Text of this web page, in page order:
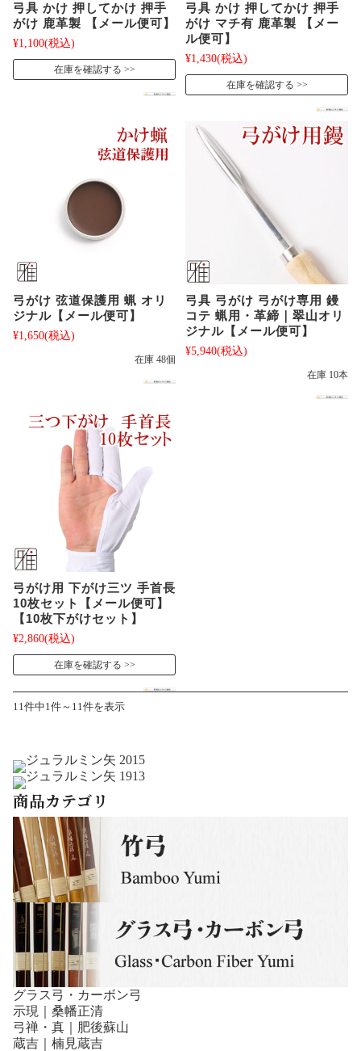
弓具 かけ 押してかけ 押手
がけ 鹿革製 【メール便可】
¥1,100(税込)
在庫を確認する
弓具 かけ 押してかけ 押手
がけ マチ有 鹿革製 【メー
ル便可】
¥1,430(税込)
在庫を確認する
弓がけ 弦道保護用 蝋 オリ
ジナル【メール便可】
¥1,650(税込)
在庫 48個
弓具 弓がけ 弓がけ専用 鏝
コテ 蝋用・革締｜翠山オリ
ジナル【メール便可】
¥5,940(税込)
在庫 10本
弓がけ用 下がけ三ツ 手首長
10枚セット【メール便可】
【10枚下がけセット】
¥2,860(税込)
在庫を確認する
11件中1件～11件を表示
商品カテゴリ
グラス弓・カーボン弓
示現｜桑幡正清
弓禅・真｜肥後蘇山
蔵吉｜楠見蔵吉